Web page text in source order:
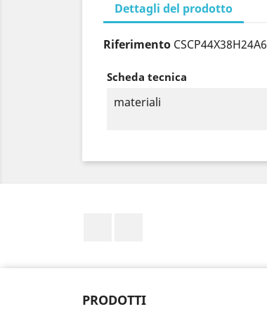
Dettagli del prodotto
Riferimento CSCP44X38H24A6
Scheda tecnica
materiali
PRODOTTI